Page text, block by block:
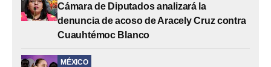
Cámara de Diputados analizará la
denuncia de acoso de Aracely Cruz contra
Cuauhtémoc Blanco
MÉXICO